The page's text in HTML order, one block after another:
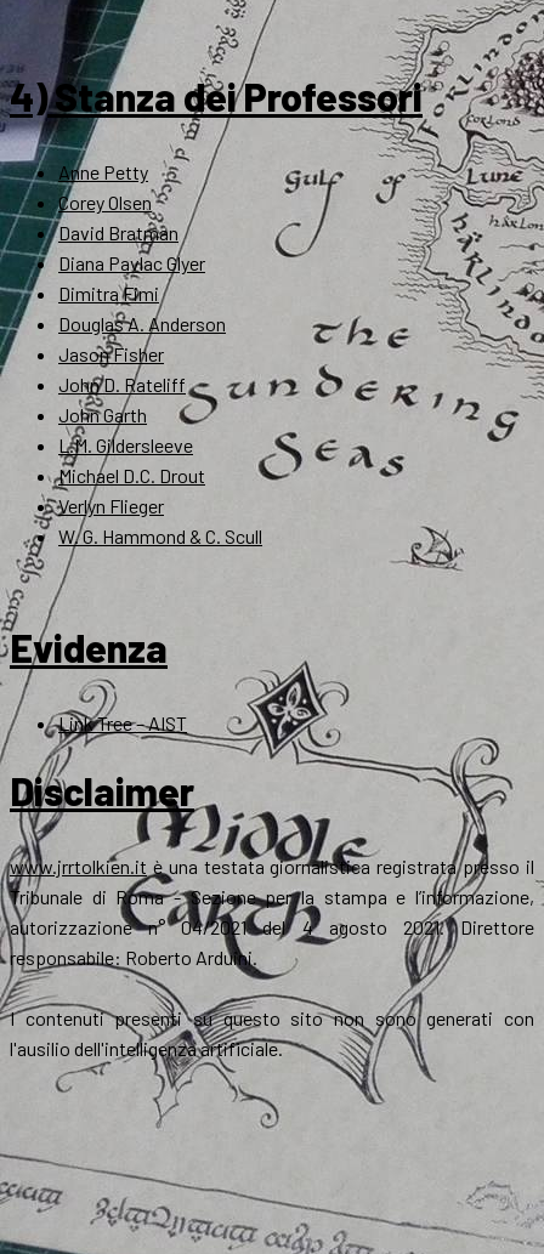
4) Stanza dei Professori
Anne Petty
Corey Olsen
David Bratman
Diana Pavlac Glyer
Dimitra Fimi
Douglas A. Anderson
Jason Fisher
John D. Rateliff
John Garth
L.M. Gildersleeve
Michael D.C. Drout
Verlyn Flieger
W. G. Hammond & C. Scull
Evidenza
Link Tree – AIST
Disclaimer
www.jrrtolkien.it è una testata giornalistica registrata presso il
Tribunale di Roma - Sezione per la stampa e l’informazione,
autorizzazione n° 04/2021 del 4 agosto 2021. Direttore
responsabile: Roberto Arduini.
I contenuti presenti su questo sito non sono generati con
l'ausilio dell'intelligenza artificiale.